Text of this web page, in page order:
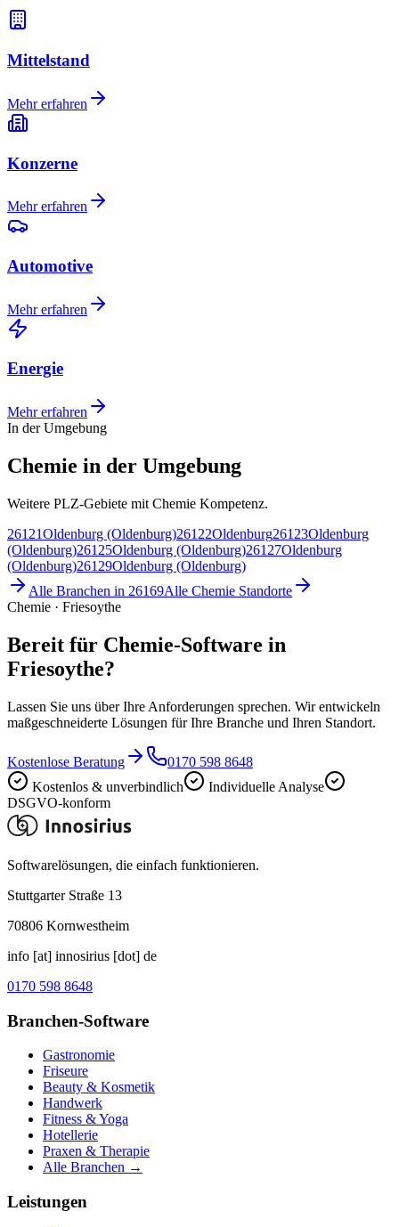
Mittelstand
Mehr erfahren
Konzerne
Mehr erfahren
Automotive
Mehr erfahren
Energie
Mehr erfahren
In der Umgebung
Chemie in der Umgebung
Weitere PLZ-Gebiete mit Chemie Kompetenz.
26121Oldenburg (Oldenburg)26122Oldenburg26123Oldenburg
(Oldenburg)26125Oldenburg (Oldenburg)26127Oldenburg
(Oldenburg)26129Oldenburg (Oldenburg)
Alle Branchen in 26169Alle Chemie Standorte
Chemie · Friesoythe
Bereit für Chemie-Software in
Friesoythe?
Lassen Sie uns über Ihre Anforderungen sprechen. Wir entwickeln
maßgeschneiderte Lösungen für Ihre Branche und Ihren Standort.
Kostenlose Beratung
0170 598 8648
Kostenlos & unverbindlich
Individuelle Analyse
DSGVO-konform
Softwarelösungen, die einfach funktionieren.
Stuttgarter Straße 13
70806 Kornwestheim
info [at] innosirius [dot] de
0170 598 8648
Branchen-Software
Gastronomie
Friseure
Beauty & Kosmetik
Handwerk
Fitness & Yoga
Hotellerie
Praxen & Therapie
Alle Branchen →
Leistungen